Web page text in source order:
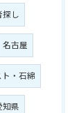
探し
名古屋
ト・石綿
知県